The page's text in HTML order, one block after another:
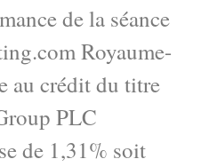
de la séance
Royaume-
au crédit du titre
PLC
de 1,31% soit